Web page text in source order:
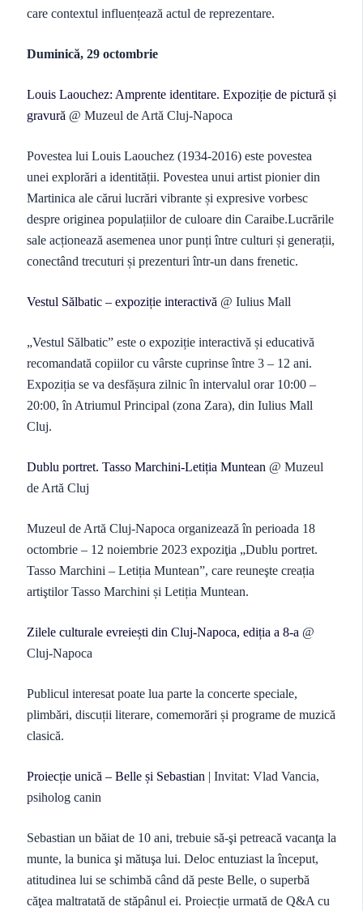
care contextul influențează actul de reprezentare.
Duminică, 29 octombrie
Louis Laouchez: Amprente identitare. Expoziție de pictură și
gravură @ Muzeul de Artă Cluj-Napoca
Povestea lui Louis Laouchez (1934-2016) este povestea
unei explorări a identității. Povestea unui artist pionier din
Martinica ale cărui lucrări vibrante și expresive vorbesc
despre originea populațiilor de culoare din Caraibe.Lucrările
sale acționează asemenea unor punți între culturi și generații,
conectând trecuturi și prezenturi într-un dans frenetic.
Vestul Sălbatic – expoziție interactivă @ Iulius Mall
„Vestul Sălbatic” este o expoziție interactivă și educativă
recomandată copiilor cu vârste cuprinse între 3 – 12 ani.
Expoziția se va desfășura zilnic în intervalul orar 10:00 –
20:00, în Atriumul Principal (zona Zara), din Iulius Mall
Cluj.
Dublu portret. Tasso Marchini-Letiția Muntean @ Muzeul
de Artă Cluj
Muzeul de Artă Cluj-Napoca organizează în perioada 18
octombrie – 12 noiembrie 2023 expoziţia „Dublu portret.
Tasso Marchini – Letiția Muntean”, care reuneşte creația
artiştilor Tasso Marchini și Letiția Muntean.
Zilele culturale evreiești din Cluj-Napoca, ediția a 8-a @
Cluj-Napoca
Publicul interesat poate lua parte la concerte speciale,
plimbări, discuții literare, comemorări și programe de muzică
clasică.
Proiecție unică – Belle și Sebastian | Invitat: Vlad Vancia,
psiholog canin
Sebastian un băiat de 10 ani, trebuie să-şi petreacă vacanţa la
munte, la bunica şi mătuşa lui. Deloc entuziast la început,
atitudinea lui se schimbă când dă peste Belle, o superbă
căţea maltratată de stăpânul ei. Proiecție urmată de Q&A cu